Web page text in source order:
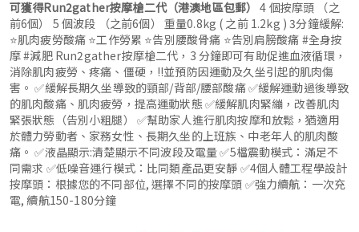
可獲得Run2gather按摩槍二代（港澳地區包郵） 4 個按摩頭 （之
前6個） 5 個波段 （之前6個） 重量0.8kg ( 之前 1.2kg ) 3分鐘緩解:
⭐肌肉疲勞酸痛 ⭐工作勞累 ⭐告別腰酸骨痛 ⭐告別肩膀酸痛 #全身按
摩 #減肥 Run2gather按摩槍二代，3 分鐘即可有助促進血液循環，
消除肌肉疲勞、疼痛、僵硬，‼並預防因運動及久坐引起的肌肉傷
害。 ✅緩解長期久坐導致的頸部/背部/腰部酸痛 ✅緩解運動過後導致
的肌肉酸痛、肌肉疲勞，提高運動狀態 ✅緩解肌肉緊繃，改善肌肉
緊張狀態（告別小粗腿） ✅幫助家人進行肌肉按摩和放鬆，猶適用
於體力勞動者、家務女性、長期久坐的上班族、中老年人的肌肉酸
痛。 ✅液晶顯示:清楚顯示不同波段及電量 ✅5檔震動模式：滿足不
同需求 ✅低噪音運行模式：比同類產品更安靜 ✅4個人體工程學設計
按摩頭：根據您的不同部位, 選擇不同的按摩頭 ✅強力續航：一次充
電, 續航150-180分鐘